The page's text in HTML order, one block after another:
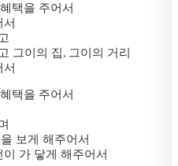
택을 주어서
그이의 집, 그이의 거리
택을 주어서
보게 해주어서
가 닿게 해주어서